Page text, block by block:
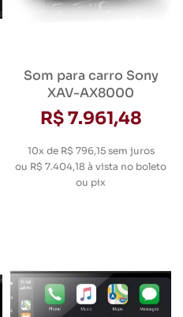
Som para carro Sony
XAV-AX8000
R$ 7.961,48
10x de R$ 796,15 sem juros
ou R$ 7.404,18 à vista no boleto
ou pix